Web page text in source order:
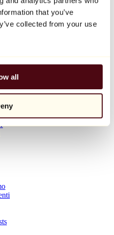
that you’ve
collected from your use
all